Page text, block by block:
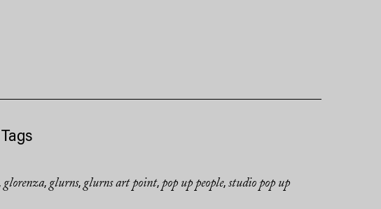
Tags
glorenza, glurns, glurns art point, pop up people, studio pop up